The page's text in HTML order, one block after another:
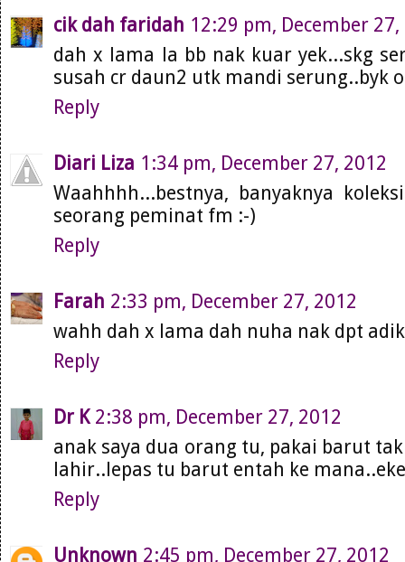
cik dah faridah 12:29 pm, December 27,
dah x lama la bb nak kuar yek...skg
susah cr daun2 utk mandi serung..byk
Reply
Diari Liza 1:34 pm, December 27, 2012
Waahhhh...bestnya, banyaknya
seorang peminat fm :-)
Reply
Farah 2:33 pm, December 27, 2012
wahh dah x lama dah nuha nak dpt
Reply
Dr K 2:38 pm, December 27, 2012
anak saya dua orang tu, pakai barut
lahir..lepas tu barut entah ke
Reply
Unknown 2:45 pm, December 27, 2012